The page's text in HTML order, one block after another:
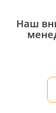
Наш